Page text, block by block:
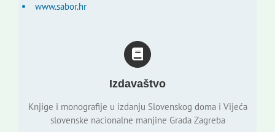
www.sabor.hr
Izdavaštvo
Knjige i monografije u izdanju Slovenskog doma i Vijeća
slovenske nacionalne manjine Grada Zagreba